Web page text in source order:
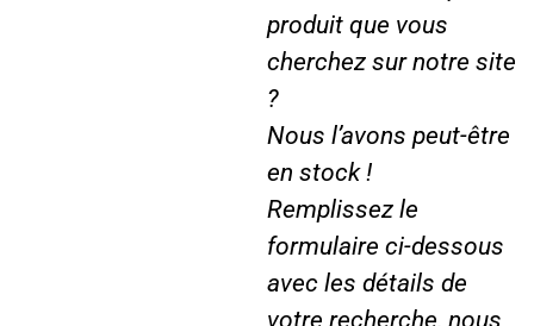
e
F
O
R
D
S
T
M
produit que vous
cherchez sur notre site
?
Nous l’avons peut-être
en stock !
Remplissez le
formulaire ci-dessous
avec les détails de
votre recherche, nous